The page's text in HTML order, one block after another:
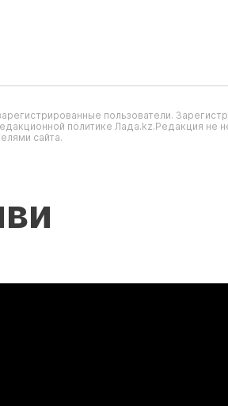
пользователи.
политике Лада.kz.Редакция не
сайта.